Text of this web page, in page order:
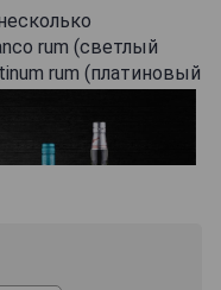
rum (светлый
rum (платиновый